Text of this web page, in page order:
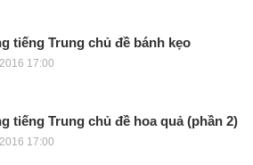
tiếng Trung chủ đề bánh kẹo
17:00
tiếng Trung chủ đề hoa quả (phần 2)
17:00